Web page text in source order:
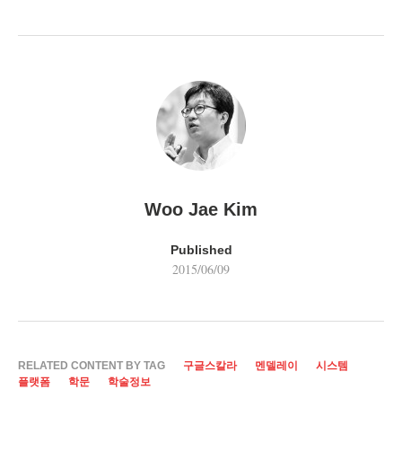
Woo Jae Kim
Published
2015/06/09
RELATED CONTENT BY TAG 구글스칼라 멘델레이
시스템
플랫폼
학문 학술정보